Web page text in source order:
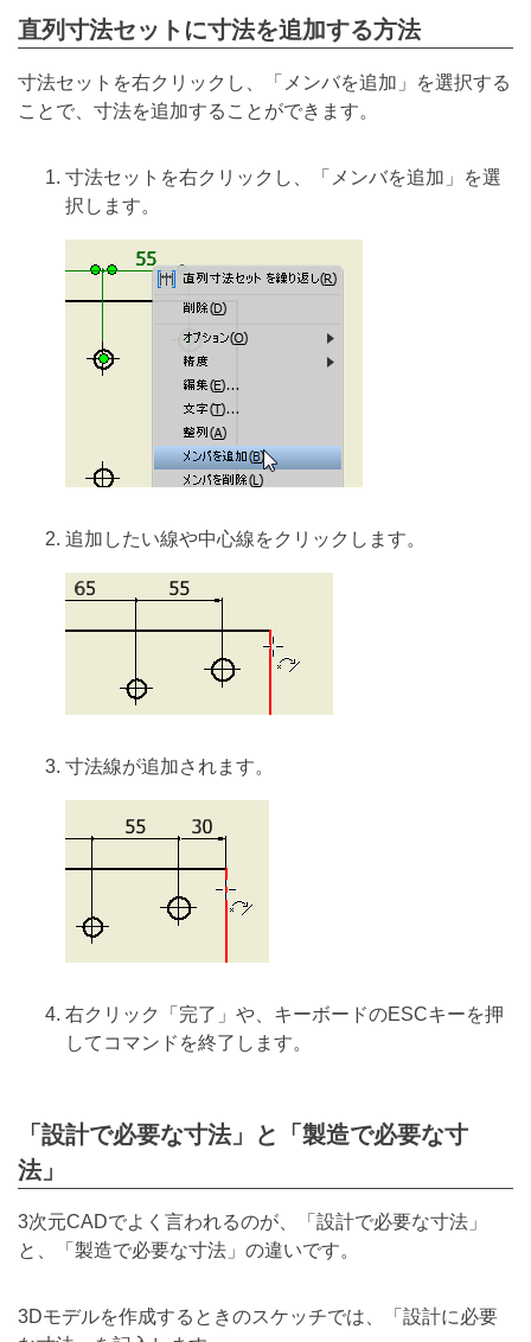
直列寸法セットに寸法を追加する方法
寸法セットを右クリックし、「メンバを追加」を選択する
ことで、寸法を追加することができます。
寸法セットを右クリックし、「メンバを追加」を選
択します。
追加したい線や中心線をクリックします。
寸法線が追加されます。
右クリック「完了」や、キーボードのESCキーを押
してコマンドを終了します。
「設計で必要な寸法」と「製造で必要な寸
法」
3次元CADでよく言われるのが、「設計で必要な寸法」
と、「製造で必要な寸法」の違いです。
3Dモデルを作成するときのスケッチでは、「設計に必要